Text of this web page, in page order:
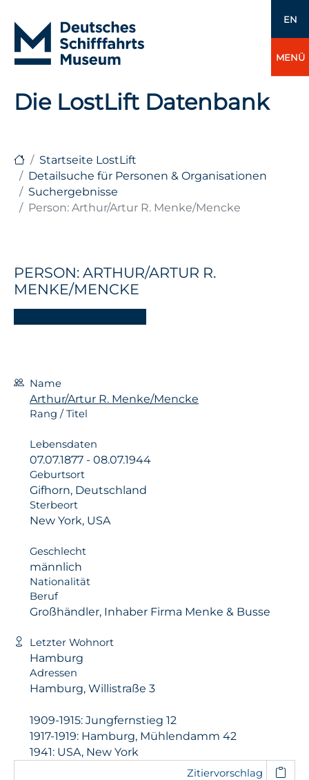
EN
MENÜ
Die LostLift Datenbank
Startseite LostLift
Detailsuche für Personen & Organisationen
Suchergebnisse
Person: Arthur/Artur R. Menke/Mencke
PERSON: ARTHUR/ARTUR R.
MENKE/MENCKE
Name
Arthur/Artur R. Menke/Mencke
Rang / Titel
Lebensdaten
07.07.1877 - 08.07.1944
Geburtsort
Gifhorn, Deutschland
Sterbeort
New York, USA
Geschlecht
männlich
Nationalität
Beruf
Großhändler, Inhaber Firma Menke & Busse
Letzter Wohnort
Hamburg
Adressen
Hamburg, Willistraße 3
1909-1915: Jungfernstieg 12
1917-1919: Hamburg, Mühlendamm 42
1941: USA, New York
Zitiervorschlag